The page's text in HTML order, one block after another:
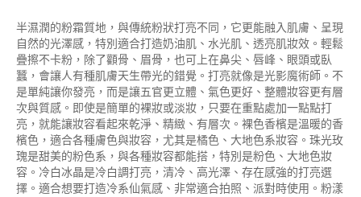
半濕潤的粉霜質地，與傳統粉狀打亮不同，它更能融入肌膚、呈現
自然的光澤感，特別適合打造奶油肌、水光肌、透亮肌妝效。輕鬆
疊擦不卡粉，除了顴骨、眉骨，也可上在鼻尖、唇峰、眼頭或臥
蠶，會讓人有種肌膚天生帶光的錯覺。打亮就像是光影魔術師。不
是單純讓你發亮，而是讓五官更立體、氣色更好、整體妝容更有層
次與質感。即使是簡單的裸妝或淡妝，只要在重點處加一點點打
亮，就能讓妝容看起來乾淨、精緻、有層次。裸色香檳是溫暖的香
檳色，適合各種膚色與妝容，尤其是橘色、大地色系妝容。珠光玫
瑰是甜美的粉色系，與各種妝容都能搭，特別是粉色、大地色妝
容。冷白冰晶是冷白調打亮，清冷、高光澤、存在感強的打亮選
擇。適合想要打造冷系仙氣感、非常適合拍照、派對時使用。粉漾